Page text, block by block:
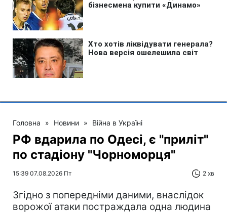
Головна » Новини » Війна в Україні
РФ вдарила по Одесі, є "приліт"
по стадіону "Чорноморця"
15:39 07.08.2026 Пт 2 хв
Згідно з попередніми даними, внаслідок
ворожої атаки постраждала одна людина